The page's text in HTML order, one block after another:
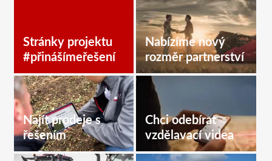
Stránky projektu
#přinášímeřešení
Nabízíme nový
rozměr partnerství
Najít prodeje s
řešením
Chci odebírat
vzdělavací videa